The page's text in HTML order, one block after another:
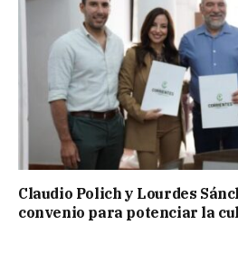
Claudio Polich y Lourdes
convenio para potenciar la